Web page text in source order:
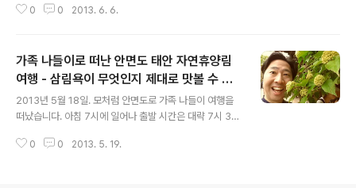
0 0 2013. 6. 6.
가족 나들이로 떠난 안면도 태안 자연휴양림
여행 - 삼림욕이 무엇인지 제대로 맛볼 수 있
는 싱그러운 곳
2013년 5월 18일. 모처럼 안면도로 가족 나들이 여행을
떠났습니다. 아침 7시에 일어나 출발 시간은 대략 7시 30
서울(강북)에서 안면도까지 걸린 시간은 대략 2시간정도
0 0 2013. 5. 19.